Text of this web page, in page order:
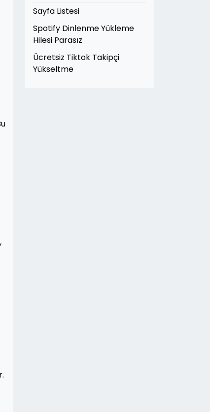
Sayfa Listesi
Spotify Dinlenme Yükleme
Hilesi Parasız
Ücretsiz Tiktok Takipçi
Yükseltme